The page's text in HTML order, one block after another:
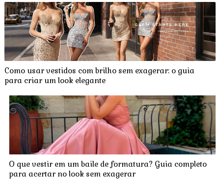
Como usar vestidos com brilho sem exagerar: o guia
para criar um look elegante
O que vestir em um baile de formatura? Guia completo
para acertar no look sem exagerar